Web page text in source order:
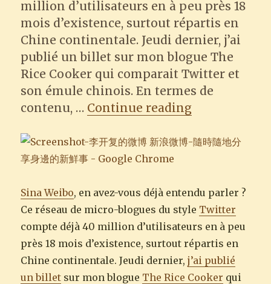
million d’utilisateurs en à peu près 18
mois d’existence, surtout répartis en
Chine continentale. Jeudi dernier, j’ai
publié un billet sur mon blogue The
Rice Cooker qui comparait Twitter et
son émule chinois. En termes de
contenu, … Continue reading“Sina
Sina Weibo, en avez-vous déjà entendu parler ?
Ce réseau de micro-blogues du style Twitter
compte déjà 40 million d’utilisateurs en à peu
près 18 mois d’existence, surtout répartis en
Chine continentale. Jeudi dernier,j’ai publié
un billet sur mon blogue The Rice Cooker qui